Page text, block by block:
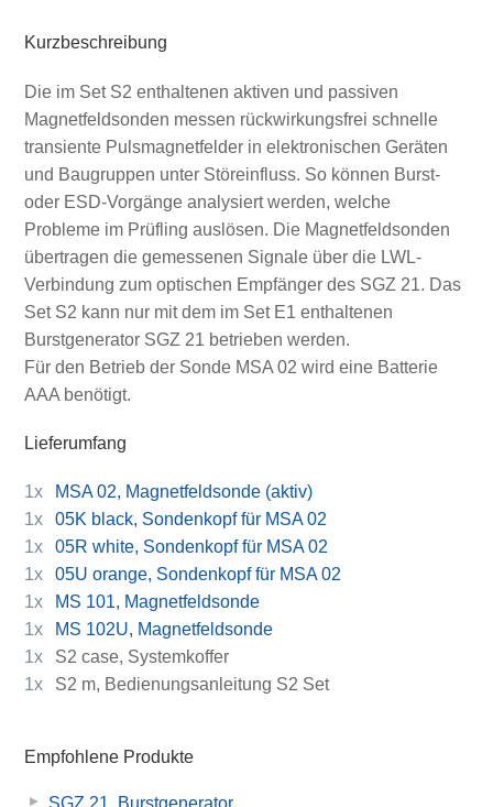
Kurzbeschreibung
Die im Set S2 enthaltenen aktiven und passiven
Magnetfeldsonden messen rückwirkungsfrei schnelle
transiente Pulsmagnetfelder in elektronischen Geräten
und Baugruppen unter Störeinfluss. So können Burst-
oder ESD-Vorgänge analysiert werden, welche
Probleme im Prüfling auslösen. Die Magnetfeldsonden
übertragen die gemessenen Signale über die LWL-
Verbindung zum optischen Empfänger des SGZ 21. Das
Set S2 kann nur mit dem im Set E1 enthaltenen
Burstgenerator SGZ 21 betrieben werden.
Für den Betrieb der Sonde MSA 02 wird eine Batterie
AAA benötigt.
Lieferumfang
1x
MSA 02, Magnetfeldsonde (aktiv)
1x
05K black, Sondenkopf für MSA 02
1x
05R white, Sondenkopf für MSA 02
1x
05U orange, Sondenkopf für MSA 02
1x
MS 101, Magnetfeldsonde
1x
MS 102U, Magnetfeldsonde
1x
S2 case, Systemkoffer
1x
S2 m, Bedienungsanleitung S2 Set
Empfohlene Produkte
SGZ 21, Burstgenerator